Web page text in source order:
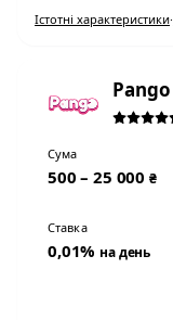
Істотні характеристики·
Pango
Сума
500 – 25 000₴
Ставка
0,01% на день